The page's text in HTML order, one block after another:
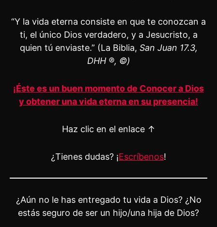
“Y la vida eterna consiste en que te conozcan a
ti, el único Dios verdadero, y a Jesucristo, a
quien tú enviaste.” (La Biblia, San Juan 17.3,
DHH ®, ©)
¡Éste es un buen momento de Conocer a Dios
y obtener una vida eterna en su presencia!
Haz clic en el enlace ↑
¿Tienes dudas? ¡Escríbenos!
¿Aún no le has entregado tu vida a Dios? ¿No
estás seguro de ser un hijo/una hija de Dios?